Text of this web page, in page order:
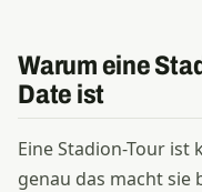
Warum eine
Date ist
Eine Stadion-Tour
genau das macht sie